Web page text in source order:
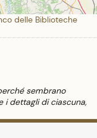
delle Biblioteche
sembrano
i dettagli di ciascuna,